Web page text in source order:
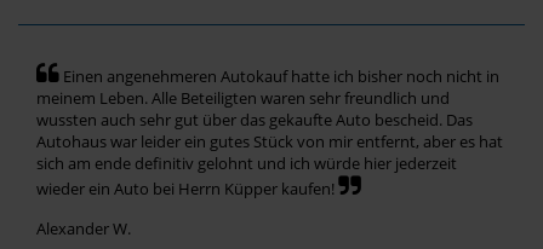
Einen angenehmeren Autokauf hatte ich bisher noch nicht in
meinem Leben. Alle Beteiligten waren sehr freundlich und
wussten auch sehr gut über das gekaufte Auto bescheid. Das
Autohaus war leider ein gutes Stück von mir entfernt, aber es hat
sich am ende definitiv gelohnt und ich würde hier jederzeit
wieder ein Auto bei Herrn Küpper kaufen!
Alexander W.